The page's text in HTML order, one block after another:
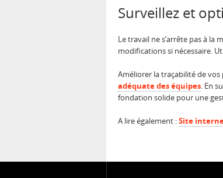
Surveillez et
Le travail ne s’arrête pas à
modifications si nécessaire.
Améliorer la traçabilité de
adéquate des équipes. En
fondation solide pour une
A lire également :Site